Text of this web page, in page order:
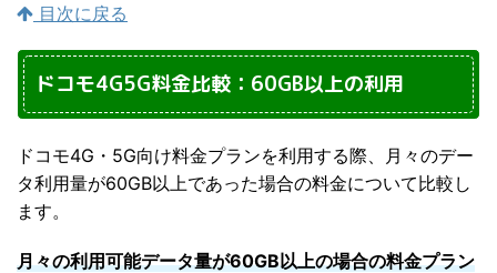
目次に戻る
ドコモ4G5G料金比較：60GB以上の利用
ドコモ4G・5G向け料金プランを利用する際、月々のデー
タ利用量が60GB以上であった場合の料金について比較し
ます。
月々の利用可能データ量が60GB以上の場合の料金プラン